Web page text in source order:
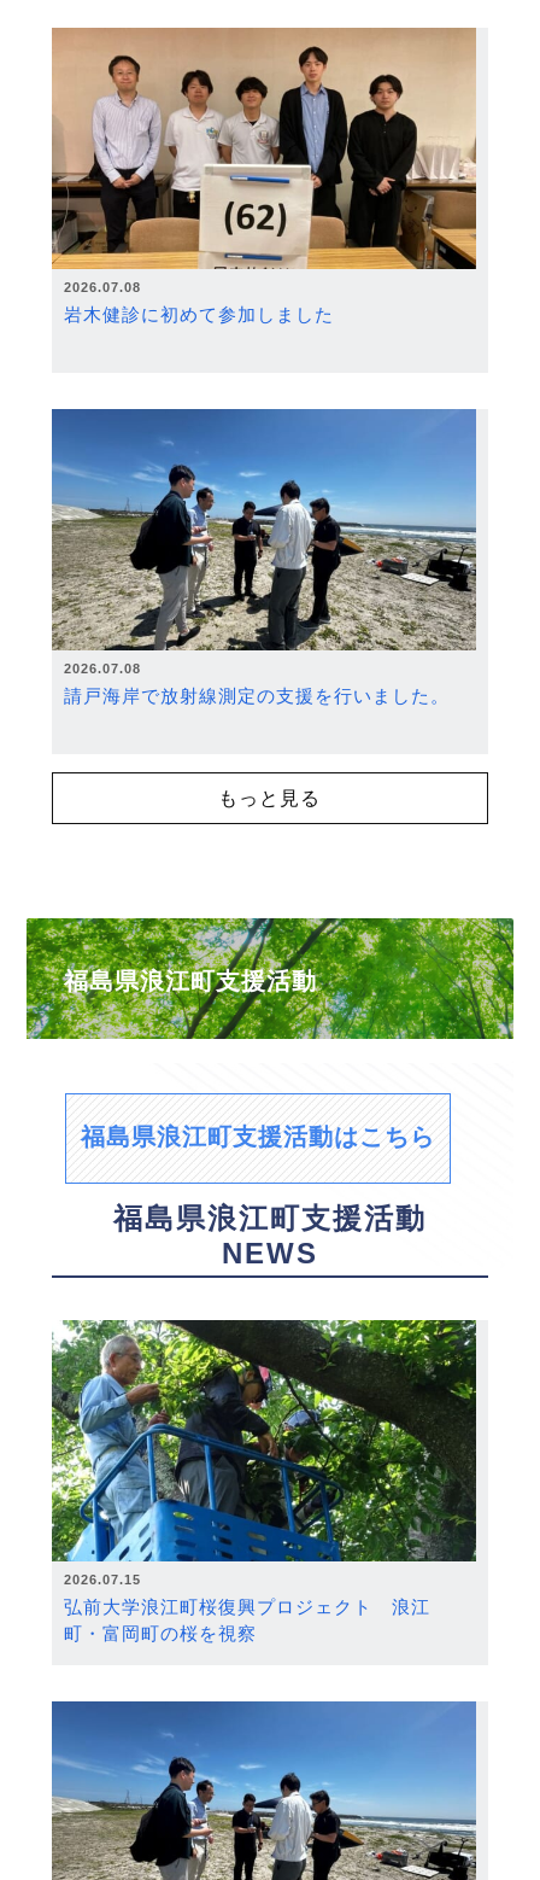
2026.07.08
岩木健診に初めて参加しました
2026.07.08
請戸海岸で放射線測定の支援を行いました。
もっと見る
福島県浪江町支援活動
福島県浪江町支援活動はこちら
福島県浪江町支援活動
NEWS
2026.07.15
弘前大学浪江町桜復興プロジェクト 浪江
町・富岡町の桜を視察